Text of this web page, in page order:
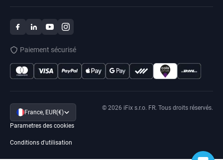
Paiement sécurisé
France, EUR(€)
Parametres des cookies
Conditions d'utilisation
© 2026 iFix s.r.o. FR. Tous droits réservés.